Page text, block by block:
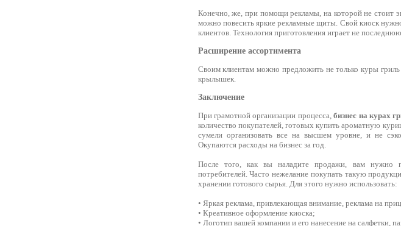
Конечно, же, при помощи рекламы, на которой не стоит
можно повесить яркие рекламные щиты. Свой киоск
клиентов. Технология приготовления играет не
Расширение ассортимента
Своим клиентам можно предложить не только куры
крылышек.
Заключение
При грамотной организации процесса,бизнес на курах
количество покупателей, готовых купить ароматную
сумели организовать все на высшем уровне, и не
Окупаются расходы на бизнес за год.
После того, как вы наладите продажи, вам нужно
потребителей. Часто нежелание покупать такую
хранении готового сырья. Для этого нужно использовать:
• Яркая реклама, привлекающая внимание, реклама на
• Креативное оформление киоска;
• Логотип вашей компании и его нанесение на салфетки,